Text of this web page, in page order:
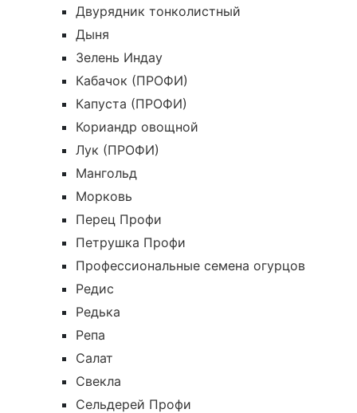
Двурядник тонколистный
Дыня
Зелень Индау
Кабачок (ПРОФИ)
Капуста (ПРОФИ)
Кориандр овощной
Лук (ПРОФИ)
Мангольд
Морковь
Перец Профи
Петрушка Профи
Профессиональные семена огурцов
Редис
Редька
Репа
Салат
Свекла
Сельдерей Профи